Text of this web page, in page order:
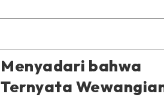
Menyadari bahwa
Ternyata